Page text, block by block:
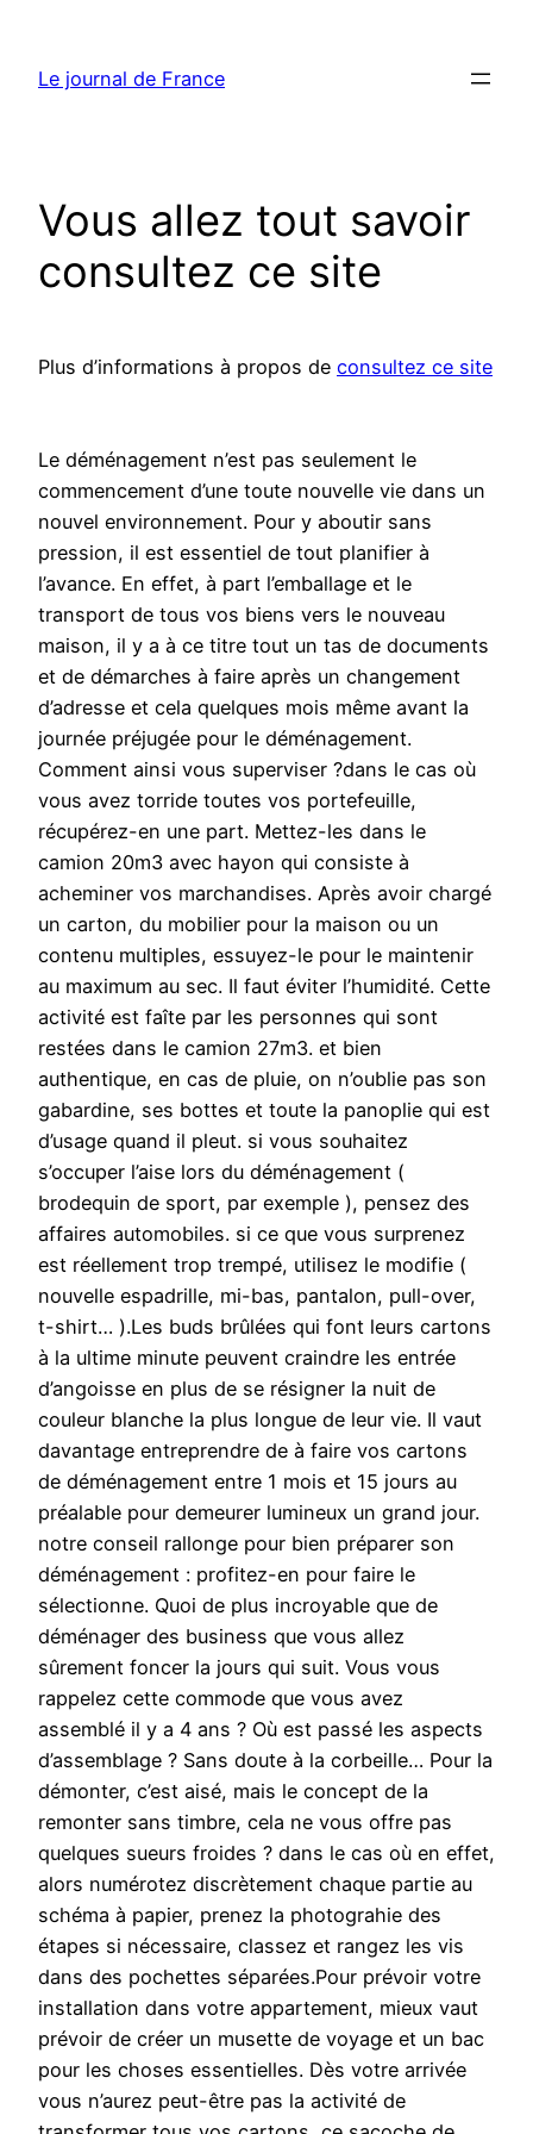
contenu
Le journal de France
Vous allez tout savoir
consultez ce site
Plus d’informations à propos de consultez ce site
Le déménagement n’est pas seulement le
commencement d’une toute nouvelle vie dans un
nouvel environnement. Pour y aboutir sans
pression, il est essentiel de tout planifier à
l’avance. En effet, à part l’emballage et le
transport de tous vos biens vers le nouveau
maison, il y a à ce titre tout un tas de documents
et de démarches à faire après un changement
d’adresse et cela quelques mois même avant la
journée préjugée pour le déménagement.
Comment ainsi vous superviser ?dans le cas où
vous avez torride toutes vos portefeuille,
récupérez-en une part. Mettez-les dans le
camion 20m3 avec hayon qui consiste à
acheminer vos marchandises. Après avoir chargé
un carton, du mobilier pour la maison ou un
contenu multiples, essuyez-le pour le maintenir
au maximum au sec. Il faut éviter l’humidité. Cette
activité est faîte par les personnes qui sont
restées dans le camion 27m3. et bien
authentique, en cas de pluie, on n’oublie pas son
gabardine, ses bottes et toute la panoplie qui est
d’usage quand il pleut. si vous souhaitez
s’occuper l’aise lors du déménagement (
brodequin de sport, par exemple ), pensez des
affaires automobiles. si ce que vous surprenez
est réellement trop trempé, utilisez le modifie (
nouvelle espadrille, mi-bas, pantalon, pull-over,
t-shirt… ).Les buds brûlées qui font leurs cartons
à la ultime minute peuvent craindre les entrée
d’angoisse en plus de se résigner la nuit de
couleur blanche la plus longue de leur vie. Il vaut
davantage entreprendre de à faire vos cartons
de déménagement entre 1 mois et 15 jours au
préalable pour demeurer lumineux un grand jour.
notre conseil rallonge pour bien préparer son
déménagement : profitez-en pour faire le
sélectionne. Quoi de plus incroyable que de
déménager des business que vous allez
sûrement foncer la jours qui suit. Vous vous
rappelez cette commode que vous avez
assemblé il y a 4 ans ? Où est passé les aspects
d’assemblage ? Sans doute à la corbeille… Pour la
démonter, c’est aisé, mais le concept de la
remonter sans timbre, cela ne vous offre pas
quelques sueurs froides ? dans le cas où en effet,
alors numérotez discrètement chaque partie au
schéma à papier, prenez la photograhie des
étapes si nécessaire, classez et rangez les vis
dans des pochettes séparées.Pour prévoir votre
installation dans votre appartement, mieux vaut
prévoir de créer un musette de voyage et un bac
pour les choses essentielles. Dès votre arrivée
vous n’aurez peut-être pas la activité de